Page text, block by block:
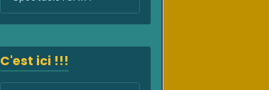
C'est ici !!!